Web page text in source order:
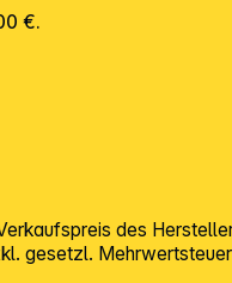
€.
des
gesetzl.